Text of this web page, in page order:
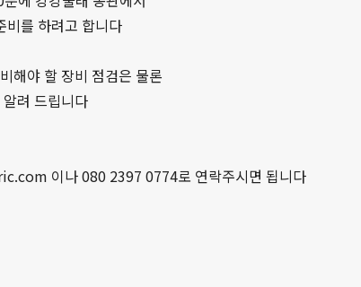
를 하려고 합니다
해야 할 장비 점검은 물론
려 드립니다
이나 080 2397 0774로 연락주시면 됩니다